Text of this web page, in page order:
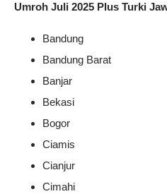
Umroh Juli 2025 Plus Turki
Bandung
Bandung Barat
Banjar
Bekasi
Bogor
Ciamis
Cianjur
Cimahi